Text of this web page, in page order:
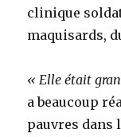
clinique
maquisards,
« Elle était
a beaucoup
pauvres dans